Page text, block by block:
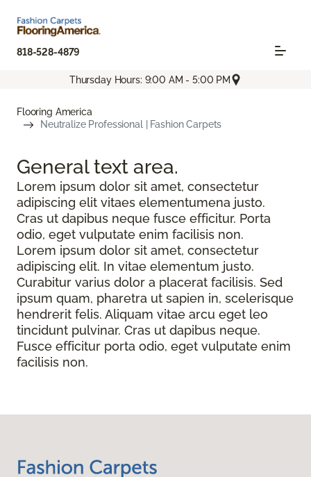
818-528-4879
Thursday Hours: 9:00 AM - 5:00 PM
Flooring America
Neutralize Professional | Fashion Carpets
General text area.
Lorem ipsum dolor sit amet, consectetur
adipiscing elit vitaes elementumena justo.
Cras ut dapibus neque fusce efficitur. Porta
odio, eget vulputate enim facilisis non.
Lorem ipsum dolor sit amet, consectetur
adipiscing elit. In vitae elementum justo.
Curabitur varius dolor a placerat facilisis. Sed
ipsum quam, pharetra ut sapien in, scelerisque
hendrerit felis. Aliquam vitae arcu eget leo
tincidunt pulvinar. Cras ut dapibus neque.
Fusce efficitur porta odio, eget vulputate enim
facilisis non.